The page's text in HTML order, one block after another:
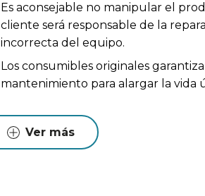
Es aconsejable no manipular el
cliente será responsable de la
incorrecta del equipo.
Los consumibles originales
mantenimiento para alargar la vida
Ver más